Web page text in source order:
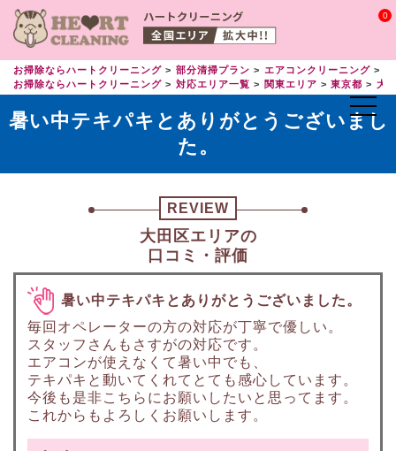
0
お掃除ならハートクリーニング 部分清掃プラン エアコンクリーニング
お掃除ならハートクリーニング
対応エリア一覧 関東エリア 東京都 大
暑い中テキパキとありがとうございまし
た。
REVIEW
大田区エリアの
口コミ・評価
暑い中テキパキとありがとうございました。
毎回オペレーターの方の対応が丁寧で優しい。
スタッフさんもさすがの対応です。
エアコンが使えなくて暑い中でも、
テキパキと動いてくれてとても感心しています。
今後も是非こちらにお願いしたいと思ってます。
これからもよろしくお願いします。